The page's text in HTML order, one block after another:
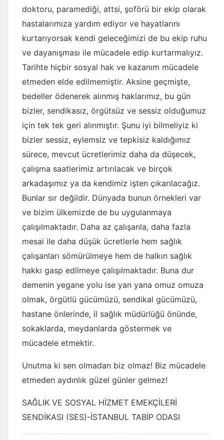
doktoru, paramediği, attsi, şoförü bir ekip olarak
hastalarımıza yardım ediyor ve hayatlarını
kurtarıyorsak kendi geleceğimizi de bu ekip ruhu
ve dayanışması ile mücadele edip kurtarmalıyız.
Tarihte hiçbir sosyal hak ve kazanım mücadele
etmeden elde edilmemiştir. Aksine geçmişte,
bedeller ödenerek alınmış haklarımız, bu gün
bizler, sendikasız, örgütsüz ve sessiz olduğumuz
için tek tek geri alınmıştır. Şunu iyi bilmeliyiz ki
bizler sessiz, eylemsiz ve tepkisiz kaldığımız
sürece, mevcut ücretlerimiz daha da düşecek,
çalışma saatlerimiz artırılacak ve birçok
arkadaşımız ya da kendimiz işten çıkarılacağız.
Bunlar sır değildir. Dünyada bunun örnekleri var
ve bizim ülkemizde de bu uygulanmaya
çalışılmaktadır. Daha az çalışanla, daha fazla
mesai ile daha düşük ücretlerle hem sağlık
çalışanları sömürülmeye hem de halkın sağlık
hakkı gasp edilmeye çalışılmaktadır. Buna dur
demenin yegane yolu ise yan yana omuz omuza
olmak, örgütlü gücümüzü, sendikal gücümüzü,
hastane önlerinde, il sağlık müdürlüğü önünde,
sokaklarda, meydanlarda göstermek ve
mücadele etmektir.
Unutma ki sen olmadan biz olmaz! Biz mücadele
etmeden aydınlık güzel günler gelmez!
SAĞLIK VE SOSYAL HİZMET EMEKÇİLERİ
SENDİKASI (SES)-İSTANBUL TABİP ODASI